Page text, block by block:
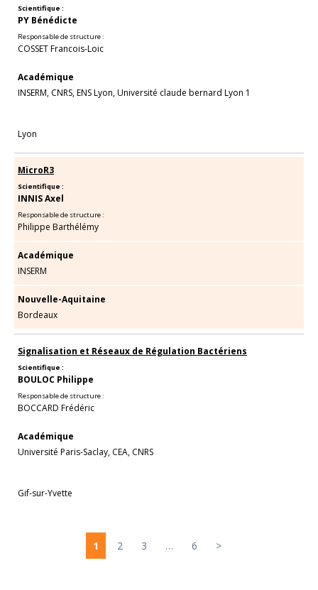
Scientifique :
PY Bénédicte
Responsable de structure :
COSSET Francois-Loic
Académique
INSERM, CNRS, ENS Lyon, Université claude bernard Lyon 1
Lyon
MicroR3
Scientifique :
INNIS Axel
Responsable de structure :
Philippe Barthélémy
Académique
INSERM
Nouvelle-Aquitaine
Bordeaux
Signalisation et Réseaux de Régulation Bactériens
Scientifique :
BOULOC Philippe
Responsable de structure :
BOCCARD Frédéric
Académique
Université Paris-Saclay, CEA, CNRS
Gif-sur-Yvette
1 2 3 … 6 >